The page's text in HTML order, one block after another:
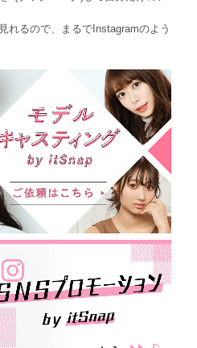
れるので、まるでInstagramのよう